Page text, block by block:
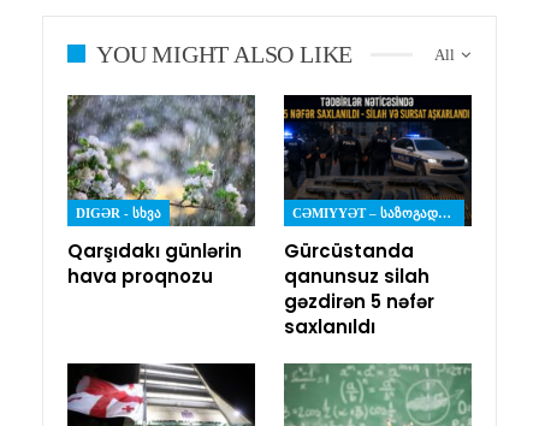
All
YOU MIGHT ALSO LIKE
DIGƏR - ᲡᲮᲕᲐ
Qarşıdakı günlərin
hava proqnozu
CƏMIYYƏT – ᲡᲐᲖᲝᲒᲐᲓᲝᲔᲑᲐ
Gürcüstanda
qanunsuz silah
gəzdirən 5 nəfər
saxlanıldı